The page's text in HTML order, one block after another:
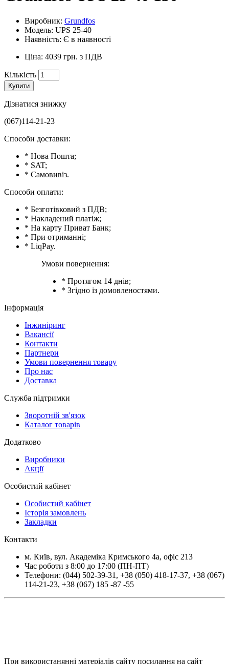
Виробник: Grundfos
Модель: UPS 25-40
Наявність: Є в наявності
Ціна: 4039 грн. з ПДВ
Кількість
Купити
Дізнатися знижку
(067)114-21-23
Способи доставки:
* Нова Пошта;
* SAT;
* Самовивіз.
Способи оплати:
* Безготівковий з ПДВ;
* Накладений платіж;
* На карту Приват Банк;
* При отриманні;
* LiqPay.
Умови повернення:
* Протягом 14 днів;
* Згідно із домовленостями.
Інформація
Інжиніринг
Вакансії
Контакти
Партнери
Умови повернення товару
Про нас
Доставка
Служба підтримки
Зворотній зв'язок
Каталог товарів
Додатково
Виробники
Акції
Особистий кабінет
Особистий кабінет
Історія замовлень
Закладки
Контакти
м. Київ, вул. Академіка Кримського 4а, офіс 213
Час роботи з 8:00 до 17:00 (ПН-ПТ)
Телефони: (044) 502-39-31 , +38 (050) 418-17-37, +38 (067)
114-21-23, +38 (067) 185 -87 -55
При використанянні матеріалів сайту посилання на сайт